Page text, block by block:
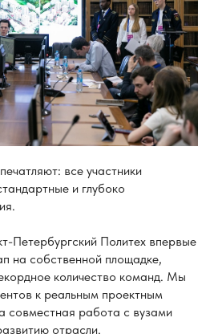
все участники
и глубоко
Петербургский Политех впервые
на собственной площадке,
количество команд. Мы
к реальным проектным
совместная работа с вузами
отрасли.